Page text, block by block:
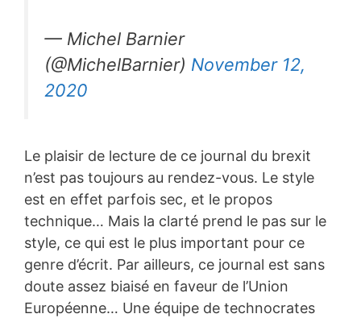
— Michel Barnier
(@MichelBarnier) November 12,
2020
Le plaisir de lecture de ce journal du brexit
n’est pas toujours au rendez-vous. Le style
est en effet parfois sec, et le propos
technique… Mais la clarté prend le pas sur le
style, ce qui est le plus important pour ce
genre d’écrit. Par ailleurs, ce journal est sans
doute assez biaisé en faveur de l’Union
Européenne… Une équipe de technocrates